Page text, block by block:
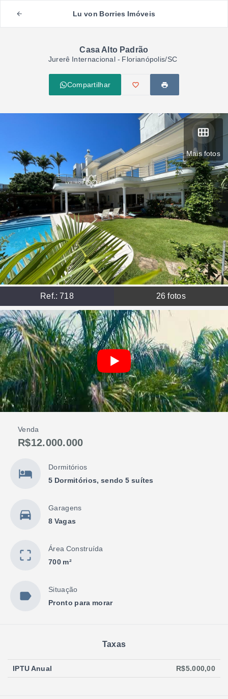
Lu von Borries Imóveis
Casa Alto Padrão
Jurerê Internacional - Florianópolis/SC
Compartilhar
Mais fotos
Ref.:718 26 fotos
Venda
R$12.000.000
Dormitórios
5 Dormitórios, sendo 5 suítes
Garagens
8 Vagas
Área Construída
700 m²
Situação
Pronto para morar
Taxas
IPTU Anual R$5.000,00